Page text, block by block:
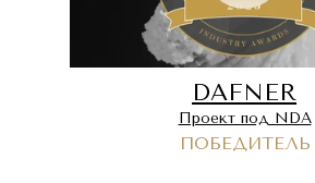
DAFNER
Проект под NDA
ПОБЕДИТЕЛЬ